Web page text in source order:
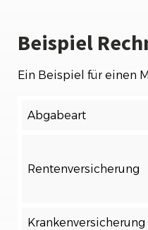
Beispiel
Ein Beispiel für einen
Abgabeart
Rentenversicherung
Krankenversicherung